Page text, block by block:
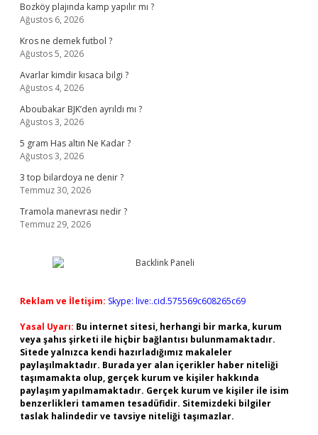
Bozköy plajında kamp yapılır mı ?
Ağustos 6, 2026
Kros ne demek futbol ?
Ağustos 5, 2026
Avarlar kimdir kısaca bilgi ?
Ağustos 4, 2026
Aboubakar BJK’den ayrıldı mı ?
Ağustos 3, 2026
5 gram Has altın Ne Kadar ?
Ağustos 3, 2026
3 top bilardoya ne denir ?
Temmuz 30, 2026
Tramola manevrası nedir ?
Temmuz 29, 2026
Reklam ve İletişim: Skype: live:.cid.575569c608265c69
Yasal Uyarı: Bu internet sitesi, herhangi bir marka, kurum
veya şahıs şirketi ile hiçbir bağlantısı bulunmamaktadır.
Sitede yalnızca kendi hazırladığımız makaleler
paylaşılmaktadır. Burada yer alan içerikler haber niteliği
taşımamakta olup, gerçek kurum ve kişiler hakkında
paylaşım yapılmamaktadır. Gerçek kurum ve kişiler ile isim
benzerlikleri tamamen tesadüfidir. Sitemizdeki bilgiler
taslak halindedir ve tavsiye niteliği taşımazlar.